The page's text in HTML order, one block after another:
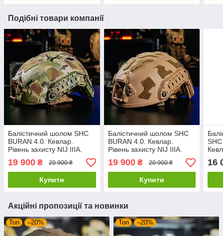
Подібні товари компанії
Балістичний шолом SHC
BURAN 4.0. Кевлар.
Рівень захисту NIJ IIIA.
19 900 ₴ 20 900 ₴
Купити
Балістичний шолом SHC
BURAN 4.0. Кевлар.
Рівень захисту NIJ IIIA.
19 900₴ 20 900 ₴
Купити
16
Акційні пропозиції та новинки
Топ –20% Топ –20%